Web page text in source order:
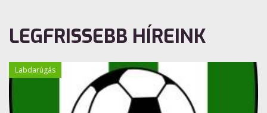
LEGFRISSEBB HÍREINK
Labdarúgás